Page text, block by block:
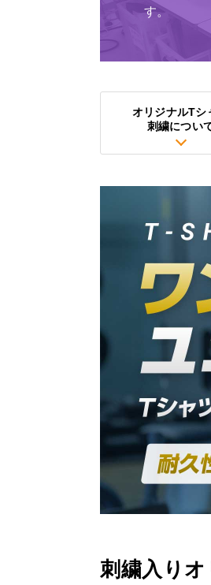
す。
オリジナルTシ
刺繍につい
刺繍入り